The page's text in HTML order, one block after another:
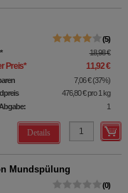
5
18,98 €
Preis* 11,92 €
7,06 € (37%)
476,80 €pro 1 kg
1
Details
Mundspülung
0